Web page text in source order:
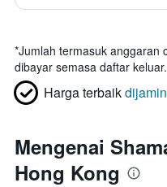
*Jumlah termasuk anggaran
dibayar semasa daftar keluar.
Harga terbaikdijamin
Mengenai
Hong Kong